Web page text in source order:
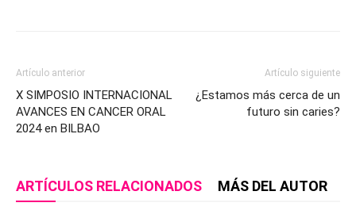
Artículo anterior
X SIMPOSIO INTERNACIONAL
AVANCES EN CANCER ORAL
2024 en BILBAO
Artículo siguiente
¿Estamos más cerca de un
futuro sin caries?
ARTÍCULOS RELACIONADOS MÁS DEL AUTOR